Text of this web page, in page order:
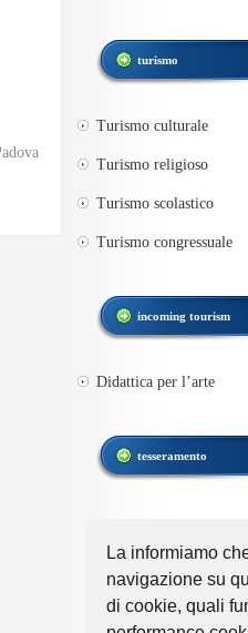
La informiamo
navigazione su
di cookie, quali
turismo
Turismo culturale
Turismo religioso
Turismo scolastico
Turismo congressuale
incoming tourism
Didattica per l’arte
tesseramento
link